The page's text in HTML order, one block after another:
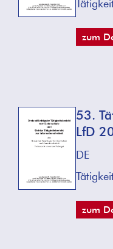
zum
53.
LfD
DE
zum